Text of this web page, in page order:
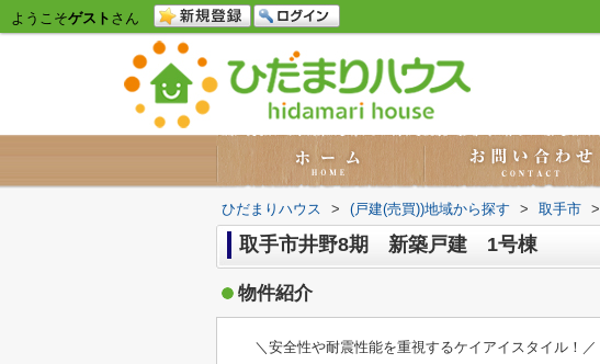
ようこそゲスト さん
ひだまりハウス > (戸建(売買))地域から探す > 取手市 >
取手市井野8期 新築戸建 1号棟
物件紹介
＼安全性や耐震性能を重視するケイアイスタイル！／